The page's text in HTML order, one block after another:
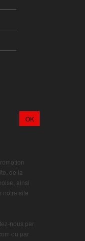
de la
ainsi
notre site
nous par
ou par